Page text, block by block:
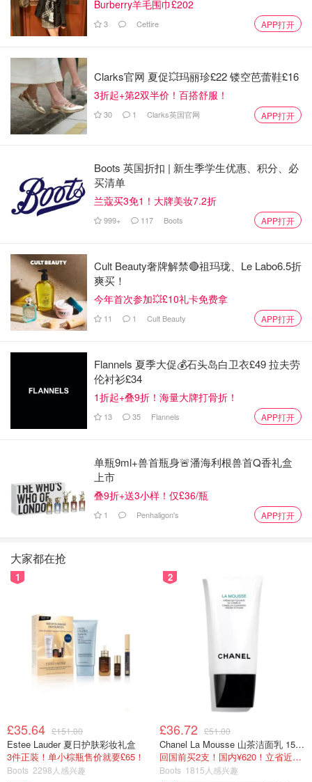
斯佳唯婷的唇膜膏体的软硬程度介于兰芝和玫瑰花蕾膏之
间，味道是梅子的香甜，这款我一般是在家的时候用，喝水
沾掉一些也是甜的。
🌟
TonyMoly 魔法森林
这款是套装拆出的，本来不抱多大希望，取用的时候膏体比
要手指温度软化一下才好涂开，清爽的西瓜味很好闻。软化
嘴唇死皮效果特别好～价格也便宜，应该是性价比最高的。
Burberry羊毛围巾£202
3 Cettire APP打开
Clarks官网 夏促💥玛丽珍£22 镂空芭蕾鞋£16
3折起+第2双半价！百搭舒服！
30 1 Clarks英国官网 APP打开
Boots 英国折扣 | 新生季学生优惠、积分、必
买清单
兰蔻买3免1！大牌美妆7.2折
999+ 117 Boots APP打开
Cult Beauty奢牌解禁🔴祖玛珑、Le Labo6.5折
爽买！
今年首次参加💥£10礼卡免费拿
11 1 Cult Beauty APP打开
Flannels 夏季大促💰石头岛白卫衣£49 拉夫劳
伦衬衫£34
1折起+叠9折！海量大牌打骨折！
13 35 Flannels APP打开
单瓶9ml+兽首瓶身🚨潘海利根兽首Q香礼盒
上市
叠9折+送3小样！仅£36/瓶
1 Penhaligon's APP打开
大家都在抢
1
£35.64 £151.00
Estee Lauder 夏日护肤彩妆礼盒
3件正装！单小棕瓶售价就要£65！
Boots 2298人感兴趣
2
£36.72 £51.00
Chanel La Mousse 山茶洁面乳 150ml
回国前买2支！国内¥620！立省近一半！
Boots 1815人感兴趣